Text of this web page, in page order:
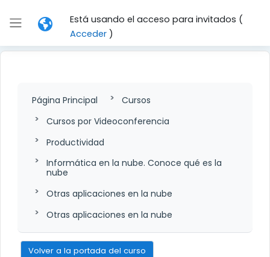
Panel lateral
Está usando el acceso para invitados (
Acceder)
Página Principal
Cursos
Cursos por Videoconferencia
Productividad
Informática en la nube. Conoce qué es la
nube
Otras aplicaciones en la nube
Otras aplicaciones en la nube
Volver a la portada del curso